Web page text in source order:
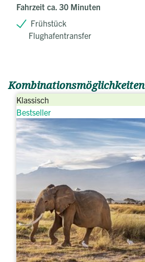
Fahrzeit ca. 30 Minuten
Frühstück
Flughafentransfer
Kombinationsmöglichkeiten
Klassisch
Bestseller